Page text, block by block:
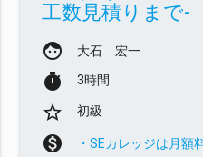
工数見積りまで-
face 大石 宏一
timer 3時間
star_border 初級
monetization_on
・SEカレッジは月額